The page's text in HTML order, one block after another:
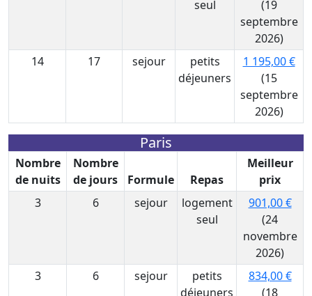
seul
(19
septembre
2026)
14
17 sejour
petits
déjeuners
1 195,00 €
(15
septembre
2026)
Paris
Nombre
de nuits
Nombre
de jours
Formule Repas
Meilleur
prix
3
6 sejour
logement
seul
901,00 €
(24
novembre
2026)
3
6 sejour
petits
déjeuners
834,00 €
(18